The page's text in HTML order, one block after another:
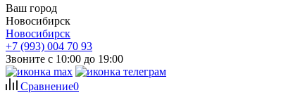
Ваш город
Новосибирск
Новосибирск
+7 (993) 004 70 93
Звоните с 10:00 до 19:00
Сравнение0